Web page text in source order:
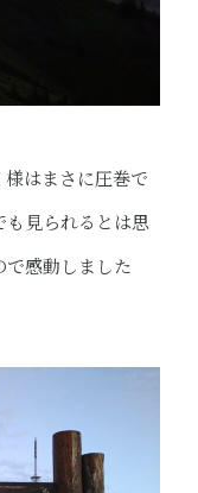
はまさに圧巻で
も見られるとは思
で感動しました